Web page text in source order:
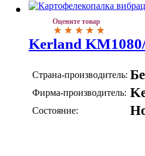
Оцените товар
Kerland
Страна-производитель:
Фирма-производитель:
Состояние: